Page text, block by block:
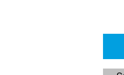
Farmacia Los
Ldo. Alfredo Aparicio
N. Col. Colegio Oficial de
Nº de